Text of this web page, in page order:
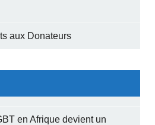
aux Donateurs
en Afrique devient un